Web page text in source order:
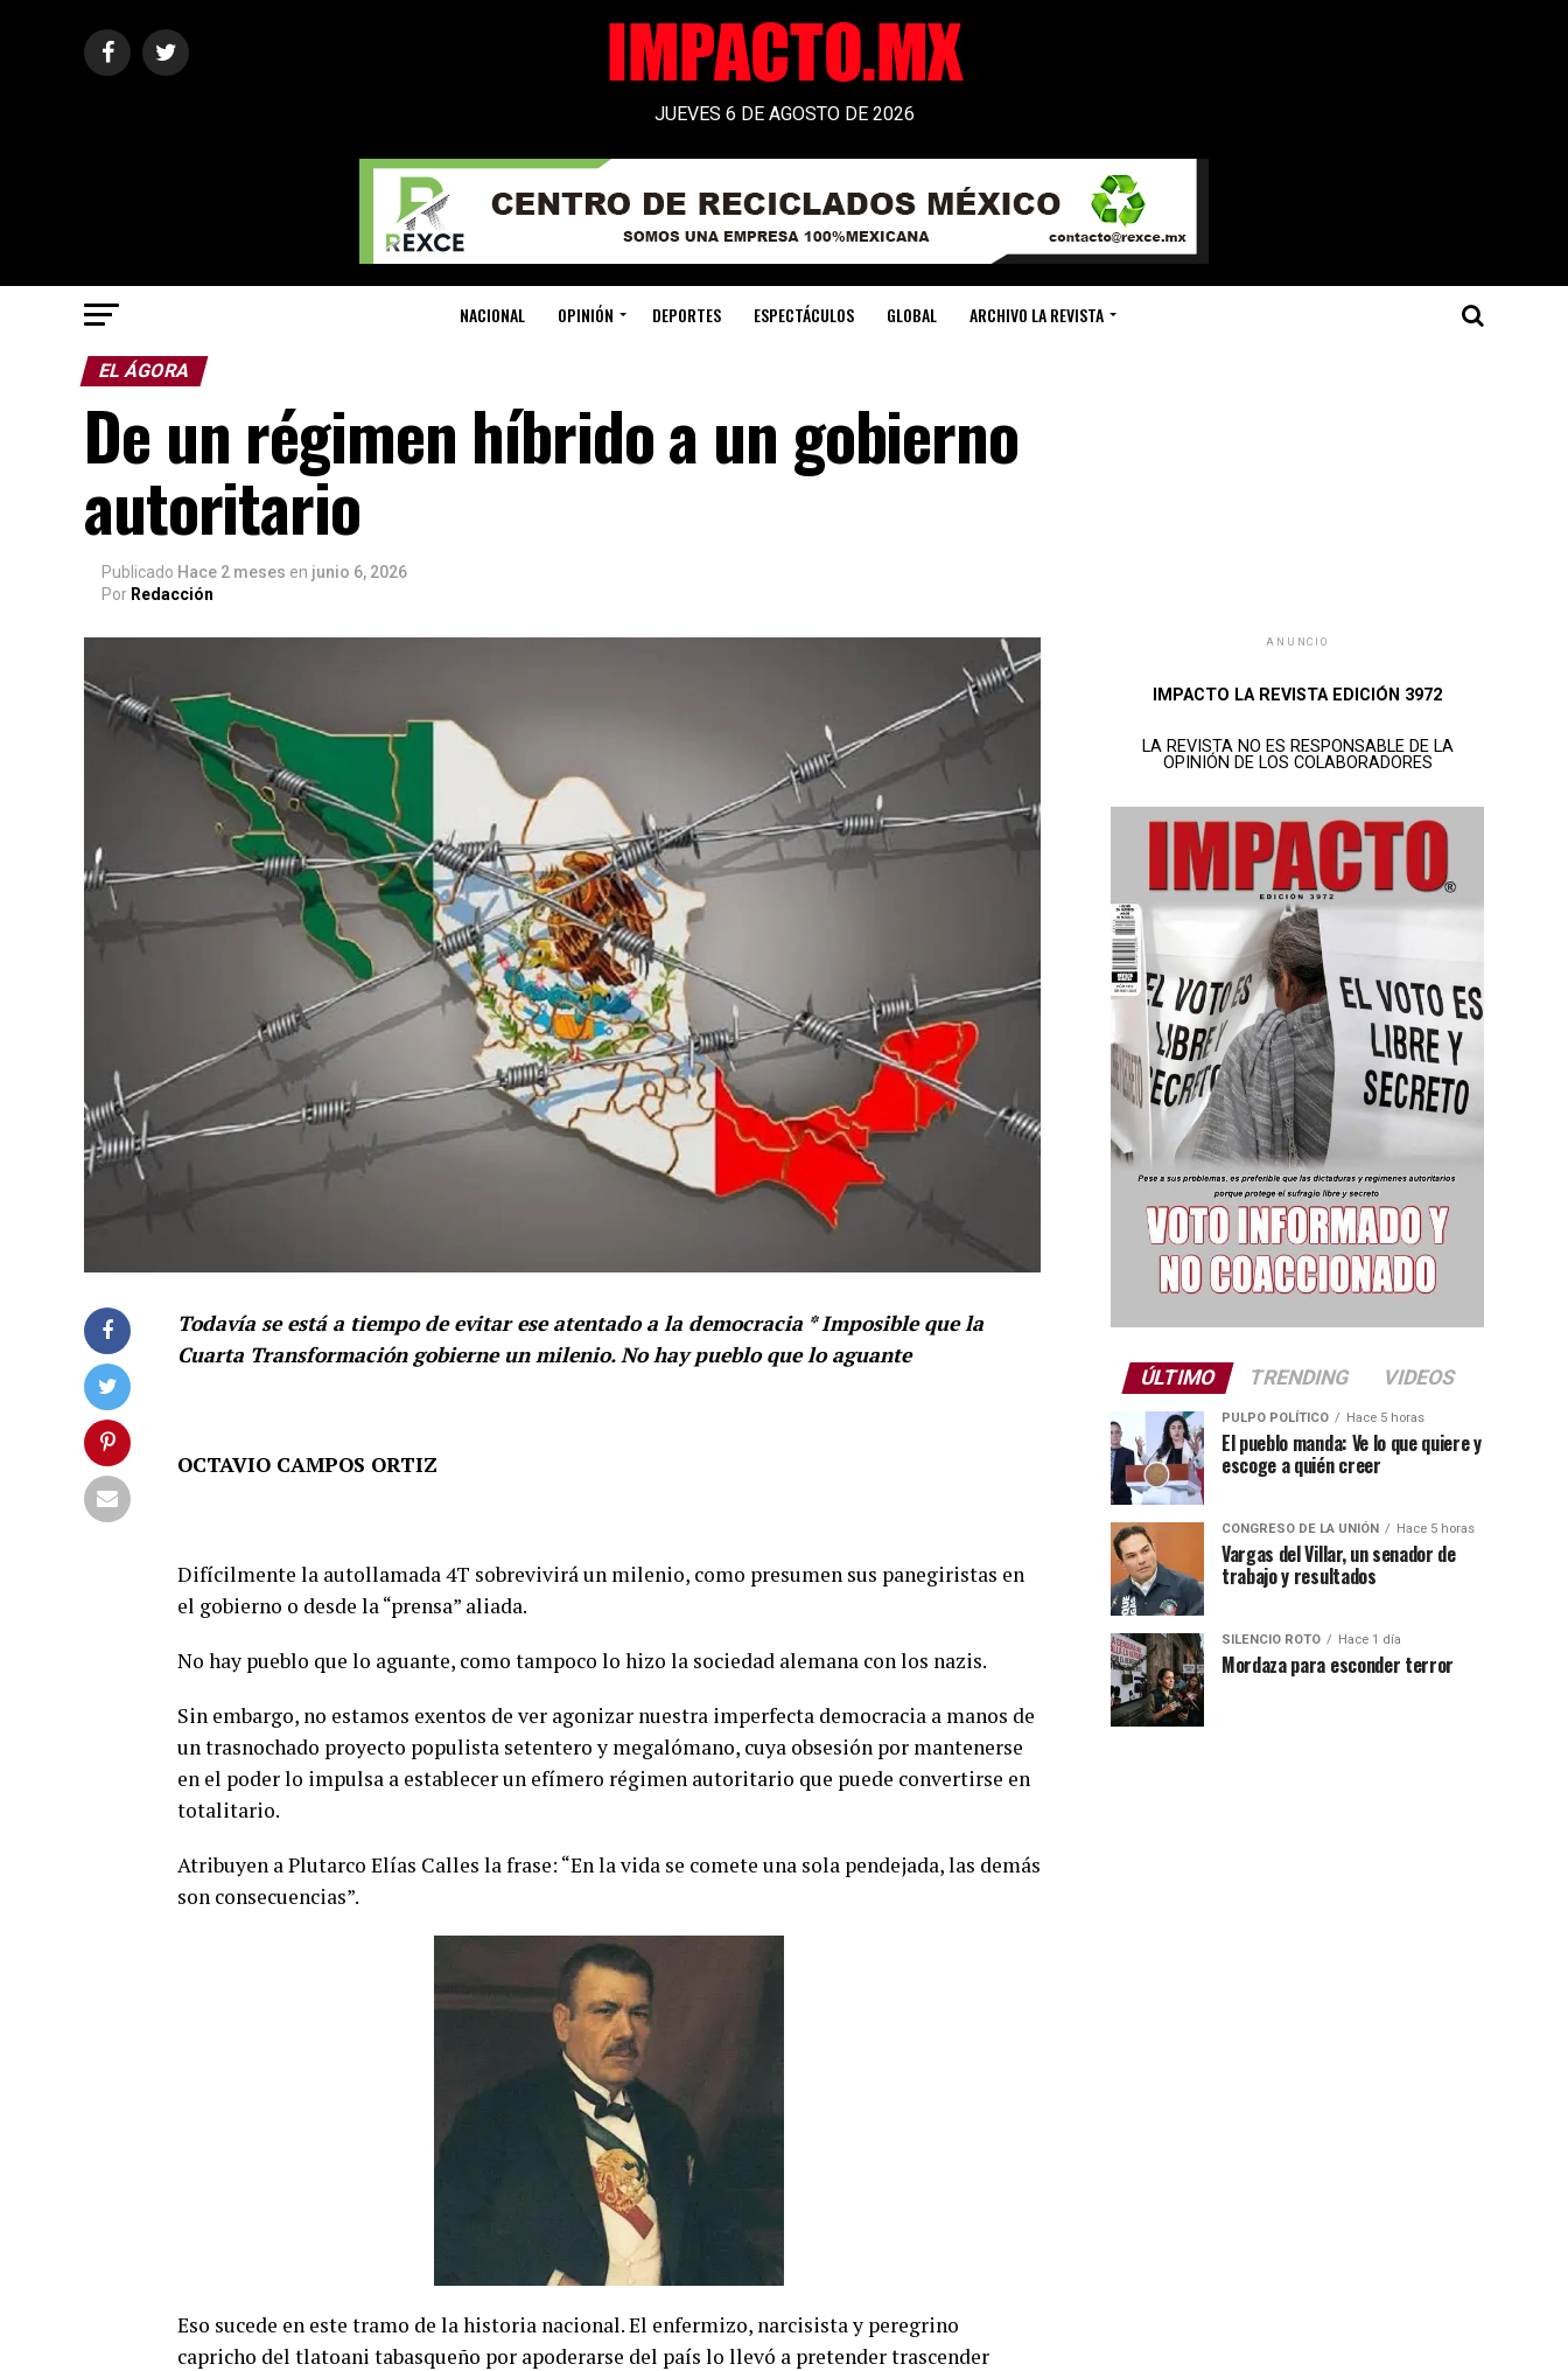
JUEVES 6 DE AGOSTO DE 2026
NACIONAL OPINIÓN DEPORTES ESPECTÁCULOS GLOBAL ARCHIVO LA REVISTA
EL ÁGORA
De un régimen híbrido a un gobierno
autoritario
Publicado Hace 2 meses en junio 6, 2026
Por Redacción
Todavía se está a tiempo de evitar ese atentado a la democracia * Imposible que la
Cuarta Transformación gobierne un milenio. No hay pueblo que lo aguante
OCTAVIO CAMPOS ORTIZ
Difícilmente la autollamada 4T sobrevivirá un milenio, como presumen sus panegiristas en
el gobierno o desde la “prensa” aliada.
No hay pueblo que lo aguante, como tampoco lo hizo la sociedad alemana con los nazis.
Sin embargo, no estamos exentos de ver agonizar nuestra imperfecta democracia a manos de
un trasnochado proyecto populista setentero y megalómano, cuya obsesión por mantenerse
en el poder lo impulsa a establecer un efímero régimen autoritario que puede convertirse en
totalitario.
Atribuyen a Plutarco Elías Calles la frase: “En la vida se comete una sola pendejada, las demás
son consecuencias”.
Eso sucede en este tramo de la historia nacional. El enfermizo, narcisista y peregrino
capricho del tlatoani tabasqueño por apoderarse del país lo llevó a pretender trascender
ANUNCIO
IMPACTO LA REVISTA EDICIÓN 3972
LA REVISTA NO ES RESPONSABLE DE LA
OPINIÓN DE LOS COLABORADORES
ÚLTIMO TRENDING VIDEOS
PULPO POLÍTICO Hace 5 horas
El pueblo manda: Ve lo que quiere y
escoge a quién creer
CONGRESO DE LA UNIÓN Hace 5 horas
Vargas del Villar, un senador de
trabajo y resultados
SILENCIO ROTO Hace 1 día
Mordaza para esconder terror